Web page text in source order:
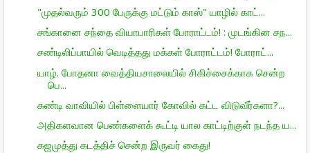
"முதல்வரும் 300 பேருக்கு மட்டும் காஸ்" யாழில் காட்...
சங்கானை சந்தை வியாபாரிகள் போராட்டம்! : முடங்கின சந...
சண்டிலிப்பாயில் வெடித்தது மக்கள் போராட்டம்! போராட்...
யாழ். போதனா வைத்தியசாலையில் சிகிச்சைக்காக சென்ற
பெ...
கண்டி வாவியில் பிள்ளையார் கோவில் கட்ட விடுவீர்களா?...
அதிகளவான பெண்களைக் கூட்டி யால காட்டிற்குள் நடந்த ய...
கஜமுத்து கடத்திச் சென்ற இருவர் கைது!